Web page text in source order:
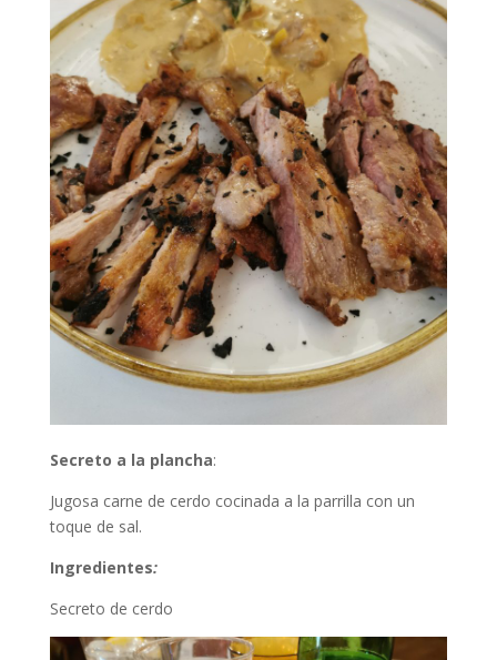
Secreto a la plancha:
Jugosa carne de cerdo cocinada a la parrilla con un
toque de sal.
Ingredientes:
Secreto de cerdo